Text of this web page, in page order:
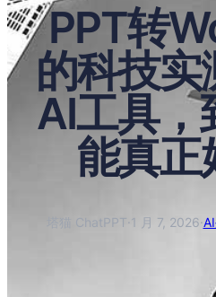
PPT转
的科技实
AI工具，
能真正
塔猫 ChatPPT·1 月 7, 2026·